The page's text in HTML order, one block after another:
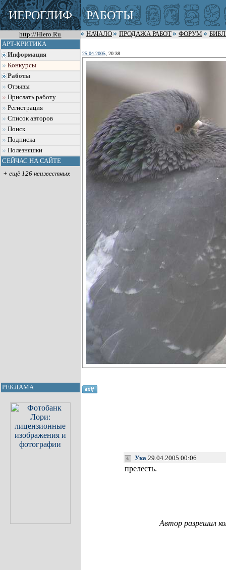
ИЕРОГЛИФ РАБОТЫ
http://Hiero.Ru НАЧАЛО ПРОДАЖА РАБОТ ФОРУМ
АРТ-КРИТИКА
Информация
Конкурсы
Работы
Отзывы
Прислать работу
Регистрация
Список авторов
Поиск
Подписка
Полезняшки
СЕЙЧАС НА САЙТЕ
+ ещё 126 неизвестных
РЕКЛАМА
25.04.2005 , 20:38
Ука 29.04.2005 00:06
прелесть.
Автор разрешил